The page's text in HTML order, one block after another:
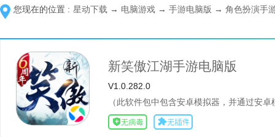
您现在的位置 : 星动下载 → 电脑游戏 → 手游电脑版 → 角色扮演手
新笑傲江湖手游电脑版
V1.0.282.0
（此软件包中包含安卓模拟器，并通过安